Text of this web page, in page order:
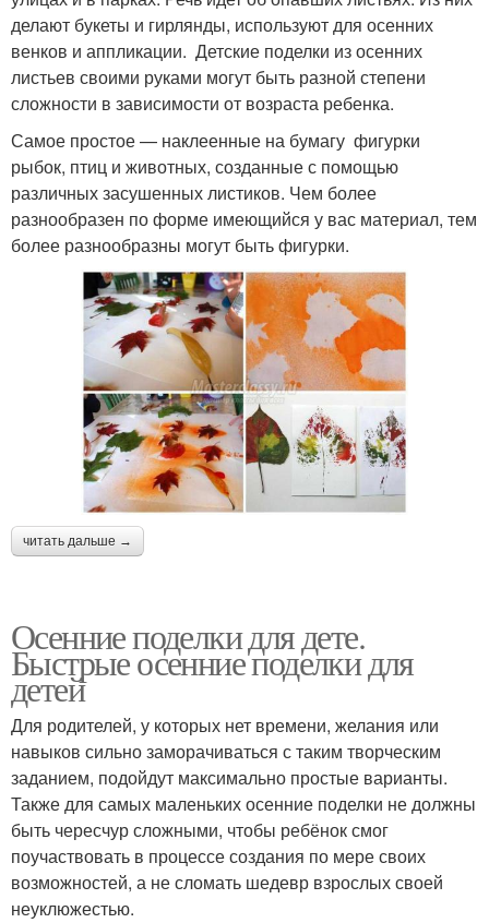
делают букеты и гирлянды, используют для осенних
венков и аппликации. Детские поделки из осенних
листьев своими руками могут быть разной степени
сложности в зависимости от возраста ребенка.
Самое простое — наклеенные на бумагу фигурки
рыбок, птиц и животных, созданные с помощью
различных засушенных листиков. Чем более
разнообразен по форме имеющийся у вас материал, тем
более разнообразны могут быть фигурки.
читать дальше →
Осенние поделки для дете.
Быстрые осенние поделки для
детей
Для родителей, у которых нет времени, желания или
навыков сильно заморачиваться с таким творческим
заданием, подойдут максимально простые варианты.
Также для самых маленьких осенние поделки не должны
быть чересчур сложными, чтобы ребёнок смог
поучаствовать в процессе создания по мере своих
возможностей, а не сломать шедевр взрослых своей
неуклюжестью.